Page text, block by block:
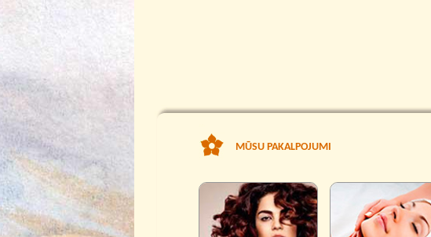
MŪSU PAKALPOJUMI